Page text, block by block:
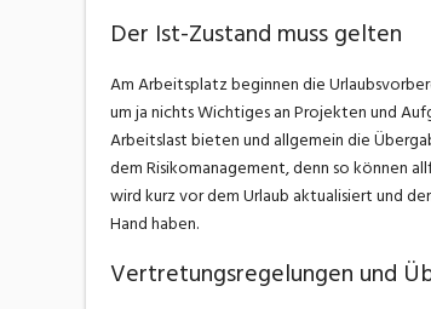
Der Ist-Zustand muss gelten
Am Arbeitsplatz beginnen die
um ja nichts Wichtiges an Projekten und
Arbeitslast bieten und allgemein die
dem Risikomanagement, denn so können
wird kurz vor dem Urlaub aktualisiert und
Hand haben.
Vertretungsregelungen und